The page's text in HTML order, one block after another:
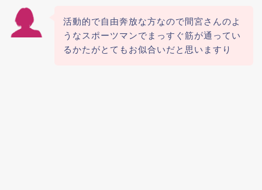
活動的で自由奔放な方なので間宮さんのよ
うなスポーツマンでまっすぐ筋が通ってい
るかたがとてもお似合いだと思いますり